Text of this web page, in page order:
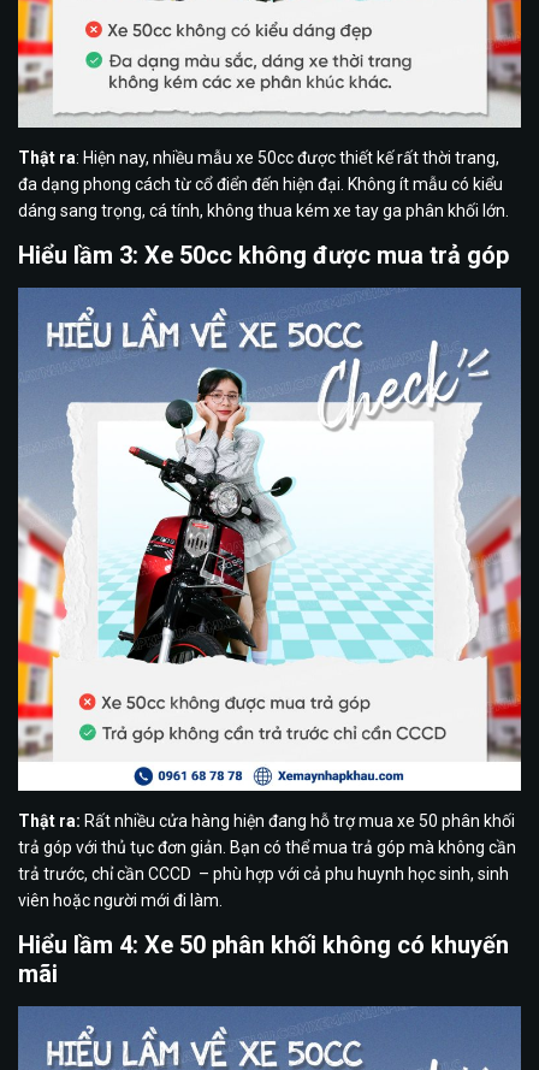
Thật ra: Hiện nay, nhiều mẫu xe 50cc được thiết kế rất thời trang,
đa dạng phong cách từ cổ điển đến hiện đại. Không ít mẫu có kiểu
dáng sang trọng, cá tính, không thua kém xe tay ga phân khối lớn.
Hiểu lầm 3: Xe 50cc không được mua trả góp
Thật ra: Rất nhiều cửa hàng hiện đang hỗ trợ mua xe 50 phân khối
trả góp với thủ tục đơn giản. Bạn có thể mua trả góp mà không cần
trả trước, chỉ cần CCCD – phù hợp với cả phu huynh học sinh, sinh
viên hoặc người mới đi làm.
Hiểu lầm 4: Xe 50 phân khối không có khuyến
mãi